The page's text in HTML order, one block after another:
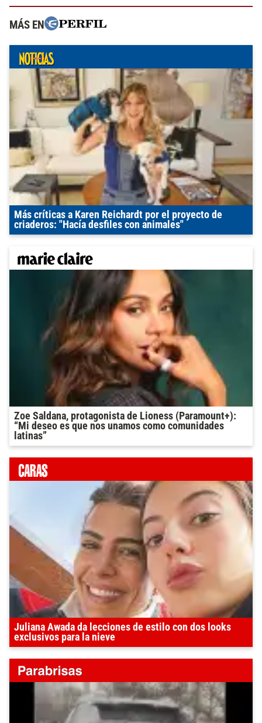
MÁS EN
Más críticas a Karen Reichardt por el proyecto de
criaderos: "Hacía desfiles con animales"
Zoe Saldana, protagonista de Lioness (Paramount+):
“Mi deseo es que nos unamos como comunidades
latinas”
Juliana Awada da lecciones de estilo con dos looks
exclusivos para la nieve